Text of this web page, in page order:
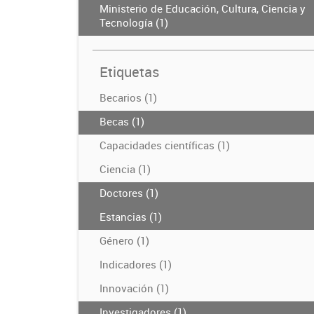
Ministerio de Educación, Cultura, Ciencia y
Tecnología (1)
Etiquetas
Becarios (1)
Becas (1)
Capacidades científicas (1)
Ciencia (1)
Doctores (1)
Estancias (1)
Género (1)
Indicadores (1)
Innovación (1)